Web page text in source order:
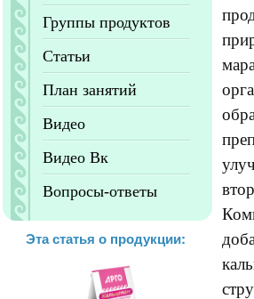
Группы продуктов
Статьи
План занятий
Видео
Видео Вк
Вопросы-ответы
Эта статья о продукции: